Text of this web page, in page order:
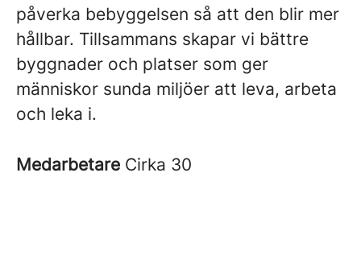
påverka bebyggelsen så att den blir mer
hållbar. Tillsammans skapar vi bättre
byggnader och platser som ger
människor sunda miljöer att leva, arbeta
och leka i.
Medarbetare Cirka 30